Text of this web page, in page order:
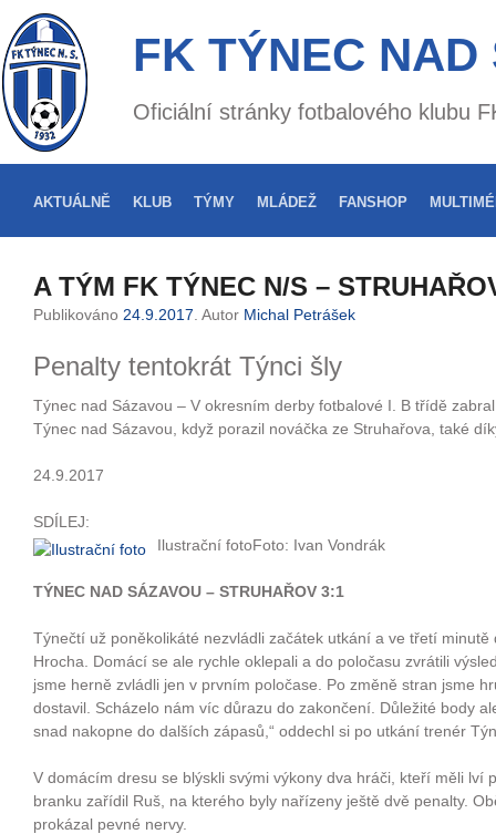
FK TÝNEC NAD
Oficiální stránky fotbalového klubu
AKTUÁLNĚ KLUB TÝMY MLÁDEŽ FANSHOP
A TÝM FK TÝNEC N/S –
Publikováno 24.9.2017 . Autor Michal Petrášek
Penalty tentokrát Týnci šly
Týnec nad Sázavou – V okresním derby fotbalové I. B třídě
Týnec nad Sázavou, když porazil nováčka ze Struhařova, také
24.9.2017
SDÍLEJ:
Ilustrační fotoFoto: Ivan Vondrák
TÝNEC NAD SÁZAVOU – STRUHAŘOV 3:1
Týnečtí už poněkolikáté nezvládli začátek utkání a ve třetí
Hrocha. Domácí se ale rychle oklepali a do poločasu zvrátili
jsme herně zvládli jen v prvním poločase. Po změně stran jsme
dostavil. Scházelo nám víc důrazu do zakončení. Důležité body
snad nakopne do dalších zápasů,“ oddechl si po utkání trenér
V domácím dresu se blýskli svými výkony dva hráči, kteří měli lví
branku zařídil Ruš, na kterého byly nařízeny ještě dvě penalty.
prokázal pevné nervy.